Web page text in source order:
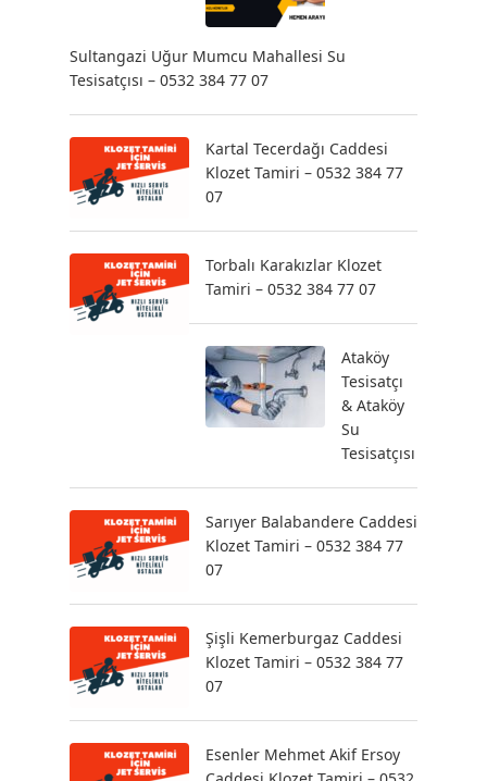
Sultangazi Uğur Mumcu Mahallesi Su
Tesisatçısı – 0532 384 77 07
Kartal Tecerdağı Caddesi
Klozet Tamiri – 0532 384 77
07
Torbalı Karakızlar Klozet
Tamiri – 0532 384 77 07
Ataköy
Tesisatçı
& Ataköy
Su
Tesisatçısı
Sarıyer Balabandere Caddesi
Klozet Tamiri – 0532 384 77
07
Şişli Kemerburgaz Caddesi
Klozet Tamiri – 0532 384 77
07
Esenler Mehmet Akif Ersoy